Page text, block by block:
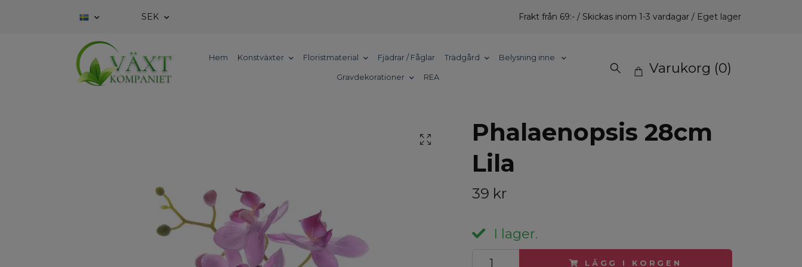
SEK Frakt från 69:- / Skickas inom 1-3 vardagar / Eget lager
Hem Konstväxter Floristmaterial Fjädrar / Fåglar Trädgård Belysning inne
Gravdekorationer REA
Varukorg (0)
Phalaenopsis 28cm
Lila
39 kr
I lager.
LÄGG I KORGEN